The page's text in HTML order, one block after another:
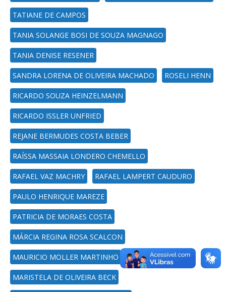
TATIANE DE CAMPOS
TANIA SOLANGE BOSI DE SOUZA MAGNAGO
TANIA DENISE RESENER
SANDRA LORENA DE OLIVEIRA MACHADO ROSELI HENN
RICARDO SOUZA HEINZELMANN
RICARDO ISSLER UNFRIED
REJANE BERMUDES COSTA BEBER
RAÍSSA MASSAIA LONDERO CHEMELLO
RAFAEL VAZ MACHRY RAFAEL LAMPERT CAUDURO
PAULO HENRIQUE MAREZE
PATRICIA DE MORAES COSTA
MÁRCIA REGINA ROSA SCALCON
MAURICIO MOLLER MARTINHO
MARISTELA DE OLIVEIRA BECK